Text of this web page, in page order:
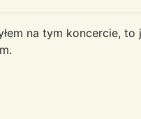
na tym koncercie,